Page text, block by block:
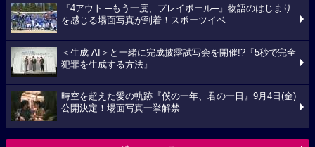
『4アウト ─もう一度、プレイボール─』物語のはじまり
を感じる場面写真が到着！スポーツイベ...
＜生成 AI＞と一緒に完成披露試写会を開催!?『5秒で完全
犯罪を生成する方法』
時空を超えた愛の軌跡『僕の一年、君の一日』9月4日(金)
公開決定！場面写真一挙解禁